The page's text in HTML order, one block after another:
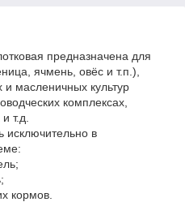
предназначена для
ячмень, овёс и т.п.),
и масленичных культур
комплексах,
т.д.
исключительно в
кормов.